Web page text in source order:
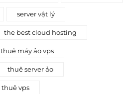
server vật lý
the best cloud hosting
thuê máy ảo vps
thuê server ảo
thuê vps